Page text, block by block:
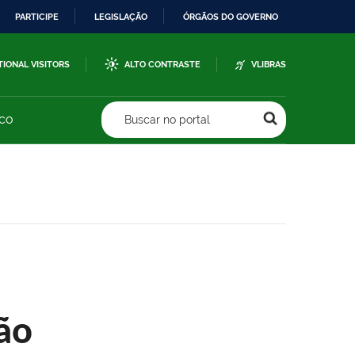
PARTICIPE LEGISLAÇÃO ÓRGÃOS DO GOVERNO
VISITORS ALTO CONTRASTE VLIBRAS
Buscar no portal